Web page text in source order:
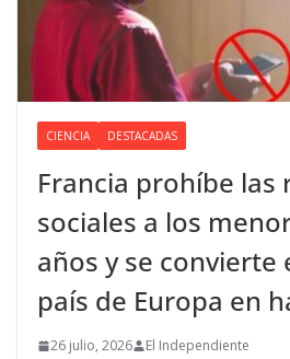
CIENCIA DESTACADAS
Francia prohíbe las
sociales a los
años y se convierte
país de Europa en
26 julio, 2026 El Independiente